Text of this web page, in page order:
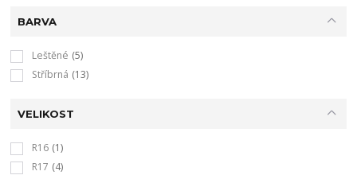
BARVA
Leštěné (5)
Stříbrná (13)
VELIKOST
R16 (1)
R17 (4)